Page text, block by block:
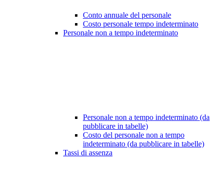
Conto annuale del personale
Costo personale tempo indeterminato
Personale non a tempo indeterminato
Personale non a tempo indeterminato (da
pubblicare in tabelle)
Costo del personale non a tempo
indeterminato (da pubblicare in tabelle)
Tassi di assenza